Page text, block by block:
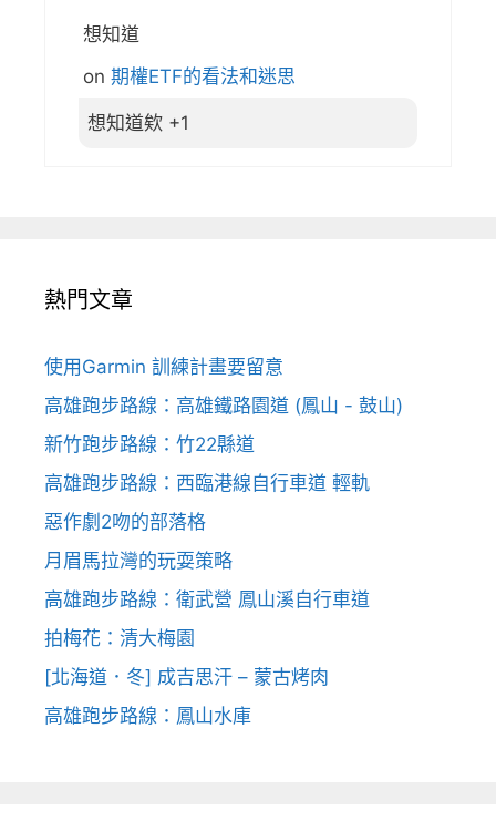
想知道
on 期權ETF的看法和迷思
想知道欸 +1
熱門文章
使用Garmin 訓練計畫要留意
高雄跑步路線：高雄鐵路園道 (鳳山 - 鼓山)
新竹跑步路線：竹22縣道
高雄跑步路線：西臨港線自行車道 輕軌
惡作劇2吻的部落格
月眉馬拉灣的玩耍策略
高雄跑步路線：衛武營 鳳山溪自行車道
拍梅花：清大梅園
[北海道．冬] 成吉思汗 – 蒙古烤肉
高雄跑步路線：鳳山水庫